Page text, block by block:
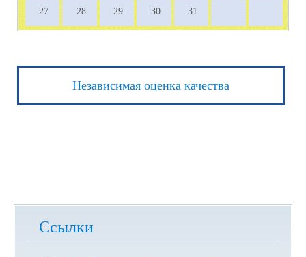
27 28 29 30 31
Независимая оценка качества
Ссылки